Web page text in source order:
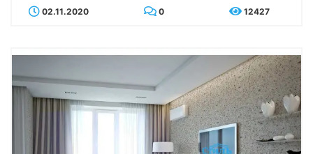
02.11.2020 0 12427